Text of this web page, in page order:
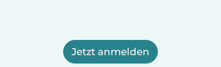
Jetzt anmelden